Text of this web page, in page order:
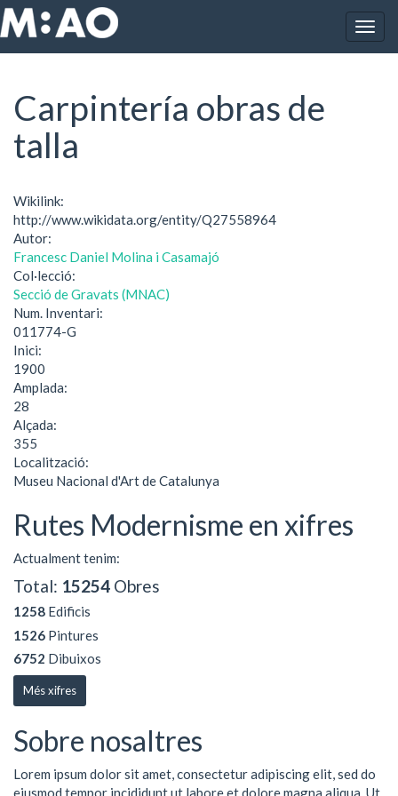
Vés al contingut
Inici Carpintería obras de talla
Carpintería obras de
talla
Wikilink:
http://www.wikidata.org/entity/Q27558964
Autor:
Francesc Daniel Molina i Casamajó
Col·lecció:
Secció de Gravats (MNAC)
Num. Inventari:
011774-G
Inici:
1900
Amplada:
28
Alçada:
355
Localització:
Museu Nacional d'Art de Catalunya
Rutes Modernisme en xifres
Actualment tenim:
Total: 15254 Obres
1258 Edificis
1526 Pintures
6752 Dibuixos
Més xifres
Sobre nosaltres
Lorem ipsum dolor sit amet, consectetur adipiscing elit, sed do
eiusmod tempor incididunt ut labore et dolore magna aliqua. Ut